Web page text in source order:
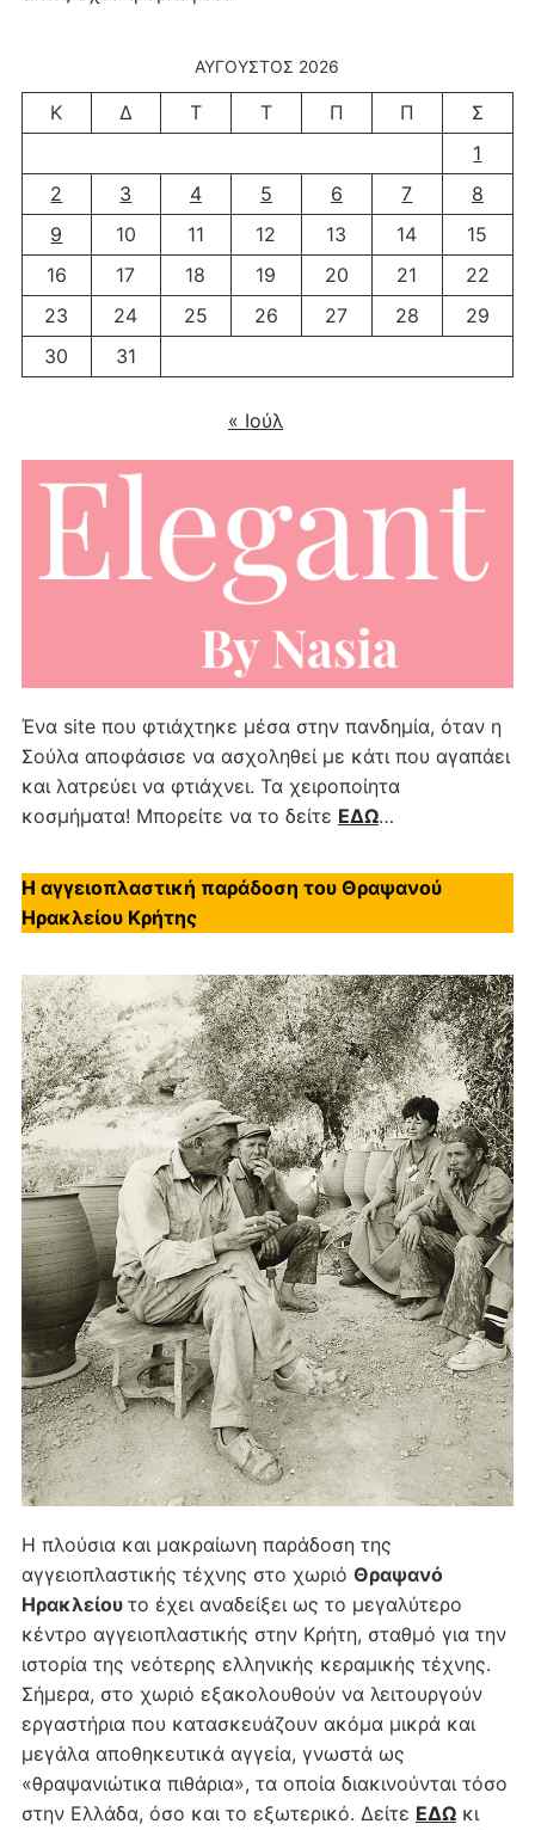
ΑΎΓΟΥΣΤΟΣ 2026
Κ Δ Τ Τ Π Π
Σ
1
2
3 4 5 6 7
8
9
10 11 12 13 14
15
16
17 18 19 20 21
22
23
24 25 26 27 28
29
30
31
« Ιούλ
Ένα site που φτιάχτηκε μέσα στην πανδημία, όταν η
Σούλα αποφάσισε να ασχοληθεί με κάτι που αγαπάει
και λατρεύει να φτιάχνει. Τα χειροποίητα
κοσμήματα! Μπορείτε να το δείτε ΕΔΩ…
Η αγγειοπλαστική παράδοση του Θραψανού
Ηρακλείου Κρήτης
Η πλούσια και μακραίωνη παράδοση της
αγγειοπλαστικής τέχνης στο χωριό Θραψανό
Ηρακλείου το έχει αναδείξει ως το μεγαλύτερο
κέντρο αγγειοπλαστικής στην Κρήτη, σταθμό για την
ιστορία της νεότερης ελληνικής κεραμικής τέχνης.
Σήμερα, στο χωριό εξακολουθούν να λειτουργούν
εργαστήρια που κατασκευάζουν ακόμα μικρά και
μεγάλα αποθηκευτικά αγγεία, γνωστά ως
«θραψανιώτικα πιθάρια», τα οποία διακινούνται τόσο
στην Ελλάδα, όσο και το εξωτερικό. Δείτε ΕΔΩκι